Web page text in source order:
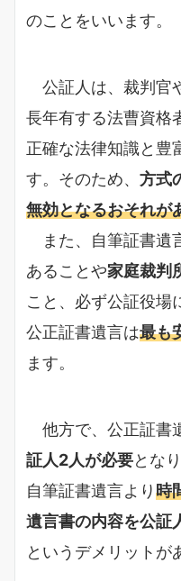
のことをいいます。
公証人は、裁判官
長年有する法曹資格
正確な法律知識と豊
す。そのため、 方式
無効となるおそれが
また、自筆証書遺
あることや家庭裁判
こと、必ず公証役場
公正証書遺言は最も
ます。
他方で、公正証書
証人2人が必要となり
自筆証書遺言より時
遺言書の内容を公証
というデメリットが